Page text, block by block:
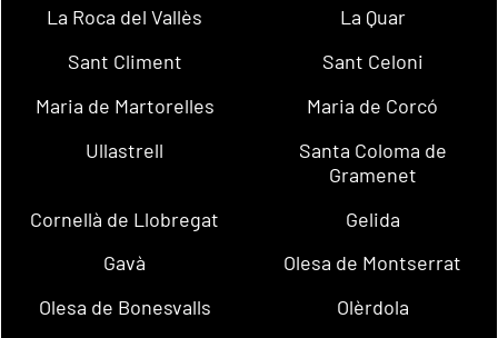
La Roca del Vallès
La Quar
Sant Climent
Sant Celoni
Maria de Martorelles
Maria de Corcó
Ullastrell
Santa Coloma de
Gramenet
Cornellà de Llobregat
Gelida
Gavà
Olesa de Montserrat
Olesa de Bonesvalls
Olèrdola